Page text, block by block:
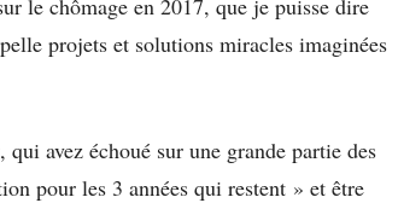
projets et solutions miracles imaginées
avez échoué sur une grande partie des
pour les 3 années qui restent » et être